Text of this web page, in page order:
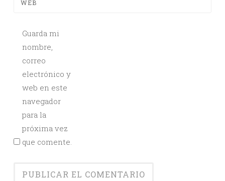
WEB
Guarda mi
nombre,
correo
electrónico y
web en este
navegador
para la
próxima vez
que comente.